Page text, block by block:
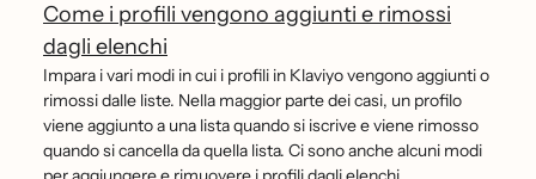
Come i profili vengono aggiunti e rimossi
dagli elenchi
Impara i vari modi in cui i profili in Klaviyo vengono aggiunti o
rimossi dalle liste. Nella maggior parte dei casi, un profilo
viene aggiunto a una lista quando si iscrive e viene rimosso
quando si cancella da quella lista. Ci sono anche alcuni modi